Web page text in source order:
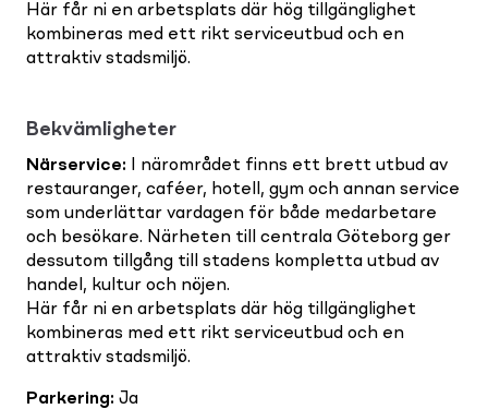
Här får ni en arbetsplats där hög tillgänglighet
kombineras med ett rikt serviceutbud och en
attraktiv stadsmiljö.
Bekvämligheter
Närservice: I närområdet finns ett brett utbud av
restauranger, caféer, hotell, gym och annan service
som underlättar vardagen för både medarbetare
och besökare. Närheten till centrala Göteborg ger
dessutom tillgång till stadens kompletta utbud av
handel, kultur och nöjen.
Här får ni en arbetsplats där hög tillgänglighet
kombineras med ett rikt serviceutbud och en
attraktiv stadsmiljö.
Parkering: Ja